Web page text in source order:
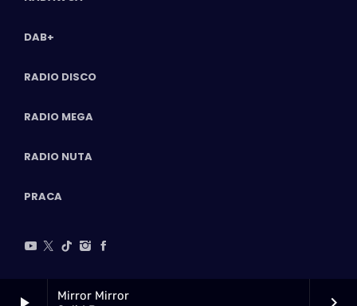
Mirror Mirror
DAB+
RADIO DISCO
RADIO MEGA
RADIO NUTA
PRACA